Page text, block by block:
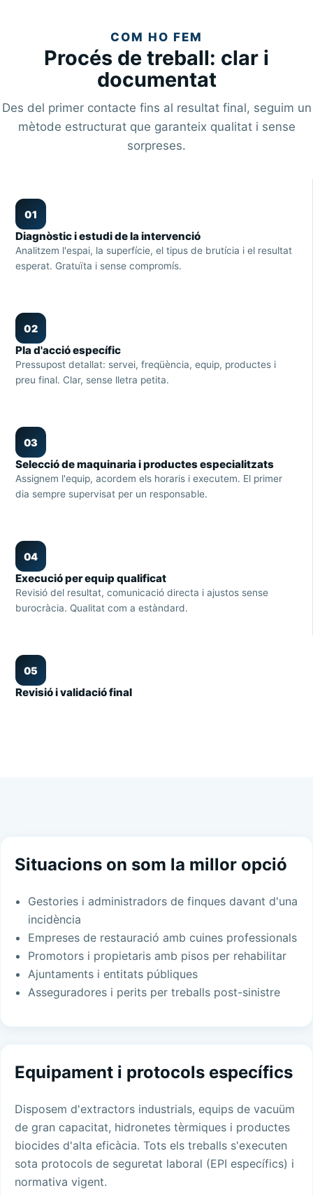
COM HO FEM
Procés de treball: clar i
documentat
Des del primer contacte fins al resultat final, seguim un
mètode estructurat que garanteix qualitat i sense
sorpreses.
01
Diagnòstic i estudi de la intervenció
Analitzem l'espai, la superfície, el tipus de brutícia i el resultat
esperat. Gratuïta i sense compromís.
02
Pla d'acció específic
Pressupost detallat: servei, freqüència, equip, productes i
preu final. Clar, sense lletra petita.
03
Selecció de maquinaria i productes especialitzats
Assignem l'equip, acordem els horaris i executem. El primer
dia sempre supervisat per un responsable.
04
Execució per equip qualificat
Revisió del resultat, comunicació directa i ajustos sense
burocràcia. Qualitat com a estàndard.
05
Revisió i validació final
Situacions on som la millor opció
Gestories i administradors de finques davant d'una
incidència
Empreses de restauració amb cuines professionals
Promotors i propietaris amb pisos per rehabilitar
Ajuntaments i entitats públiques
Asseguradores i perits per treballs post-sinistre
Equipament i protocols específics
Disposem d'extractors industrials, equips de vacuüm
de gran capacitat, hidronetes tèrmiques i productes
biocides d'alta eficàcia. Tots els treballs s'executen
sota protocols de seguretat laboral (EPI específics) i
normativa vigent.